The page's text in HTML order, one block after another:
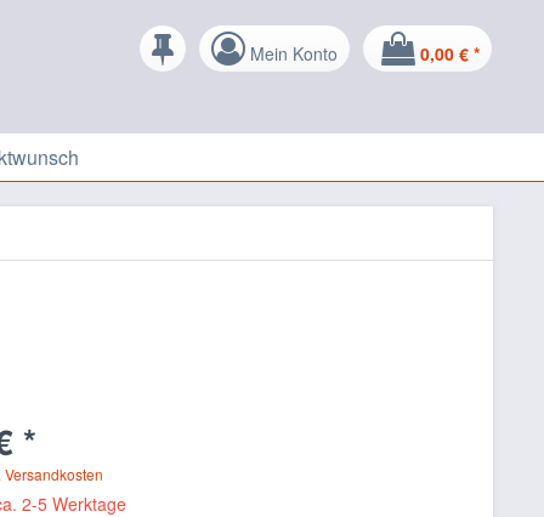
Mein Konto 0,00 € *
*
Versandkosten
2-5 Werktage